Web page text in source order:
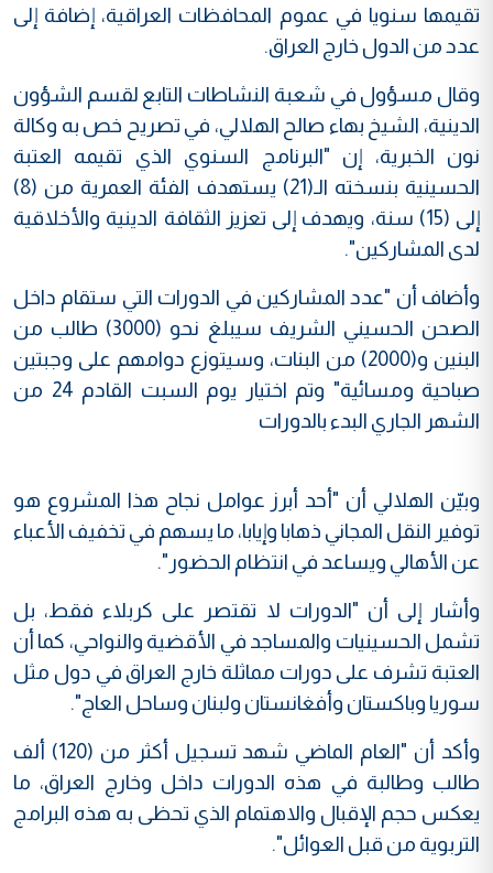
تقيمها سنويا في عموم المحافظات العراقية، إضافة إلى
عدد من الدول خارج العراق.
وقال مسؤول في شعبة النشاطات التابع لقسم الشؤون
الدينية، الشيخ بهاء صالح الهلالي، في تصريح خص به وكالة
نون الخبرية، إن "البرنامج السنوي الذي تقيمه العتبة
الحسينية بنسخته الـ(21) يستهدف الفئة العمرية من (8)
إلى (15) سنة، ويهدف إلى تعزيز الثقافة الدينية والأخلاقية
لدى المشاركين".
وأضاف أن "عدد المشاركين في الدورات التي ستقام داخل
الصحن الحسيني الشريف سيبلغ نحو (3000) طالب من
البنين و(2000) من البنات، وسيتوزع دوامهم على وجبتين
صباحية ومسائية" وتم اختيار يوم السبت القادم 24 من
الشهر الجاري البدء بالدورات
وبيّن الهلالي أن "أحد أبرز عوامل نجاح هذا المشروع هو
توفير النقل المجاني ذهابا وإيابا، ما يسهم في تخفيف الأعباء
عن الأهالي ويساعد في انتظام الحضور".
وأشار إلى أن "الدورات لا تقتصر على كربلاء فقط، بل
تشمل الحسينيات والمساجد في الأقضية والنواحي، كما أن
العتبة تشرف على دورات مماثلة خارج العراق في دول مثل
سوريا وباكستان وأفغانستان ولبنان وساحل العاج".
وأكد أن "العام الماضي شهد تسجيل أكثر من (120) ألف
طالب وطالبة في هذه الدورات داخل وخارج العراق، ما
يعكس حجم الإقبال والاهتمام الذي تحظى به هذه البرامج
التربوية من قبل العوائل".